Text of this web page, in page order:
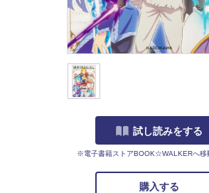
試し読みをする
※電子書籍ストアBOOK☆WALKERへ移
購入する